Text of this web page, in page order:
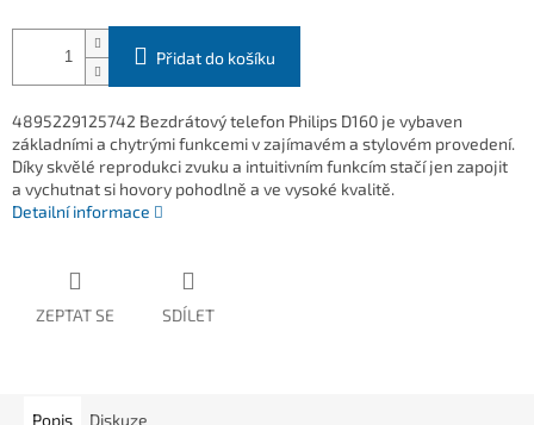
Přidat do košíku
4895229125742 Bezdrátový telefon Philips D160 je vybaven
základními a chytrými funkcemi v zajímavém a stylovém provedení.
Díky skvělé reprodukci zvuku a intuitivním funkcím stačí jen zapojit
a vychutnat si hovory pohodlně a ve vysoké kvalitě.
Detailní informace
ZEPTAT SE SDÍLET
Popis Diskuze